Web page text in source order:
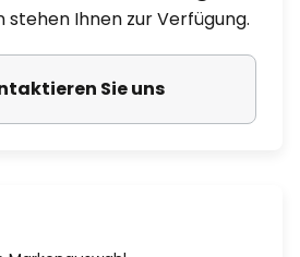
stehen Ihnen zur Verfügung.
Sie uns